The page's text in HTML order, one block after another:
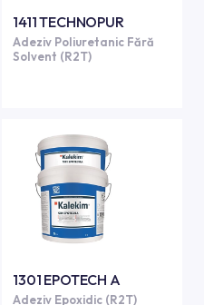
1411 TECHNOPUR
Adeziv Poliuretanic Fără
Solvent (R2T)
1301 EPOTECH A
Adeziv Epoxidic (R2T)